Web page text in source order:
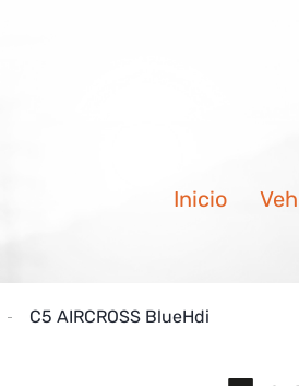
Inicio
C5 AIRCROSS BlueHdi